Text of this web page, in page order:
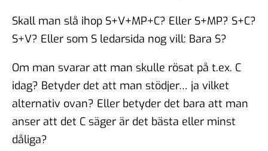
Skall man slå ihop S+V+MP+C? Eller S+MP? S+C?
S+V? Eller som S ledarsida nog vill: Bara S?
Om man svarar att man skulle rösat på t.ex. C
idag? Betyder det att man stödjer… ja vilket
alternativ ovan? Eller betyder det bara att man
anser att det C säger är det bästa eller minst
dåliga?